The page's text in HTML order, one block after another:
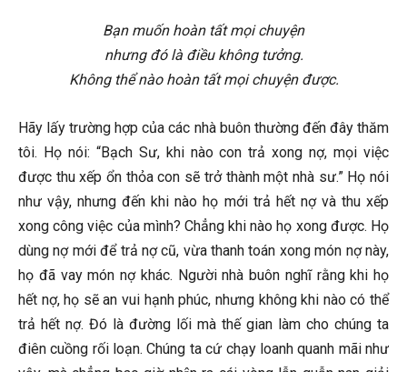
Bạn muốn hoàn tất mọi chuyện
nhưng đó là điều không tưởng.
Không thể nào hoàn tất mọi chuyện được.
Hãy lấy trường hợp của các nhà buôn thường đến đây thăm
tôi. Họ nói: “Bạch Sư, khi nào con trả xong nợ, mọi việc
được thu xếp ổn thỏa con sẽ trở thành một nhà sư.” Họ nói
như vậy, nhưng đến khi nào họ mới trả hết nợ và thu xếp
xong công việc của mình? Chẳng khi nào họ xong được. Họ
dùng nợ mới để trả nợ cũ, vừa thanh toán xong món nợ này,
họ đã vay món nợ khác. Người nhà buôn nghĩ rằng khi họ
hết nợ, họ sẽ an vui hạnh phúc, nhưng không khi nào có thể
trả hết nợ. Đó là đường lối mà thế gian làm cho chúng ta
điên cuồng rối loạn. Chúng ta cứ chạy loanh quanh mãi như